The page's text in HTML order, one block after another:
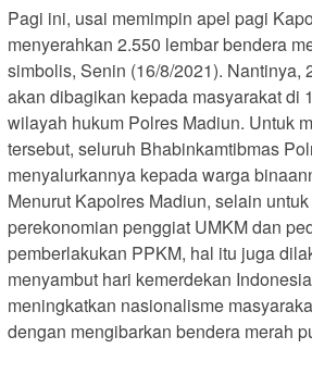
Pagi ini, usai memimpin apel pagi
menyerahkan 2.550 lembar bendera
simbolis, Senin (16/8/2021). Nantinya,
akan dibagikan kepada masyarakat di
wilayah hukum Polres Madiun. Untuk
tersebut, seluruh Bhabinkamtibmas
menyalurkannya kepada warga
Menurut Kapolres Madiun, selain
perekonomian penggiat UMKM dan
pemberlakukan PPKM, hal itu juga
menyambut hari kemerdekan
meningkatkan nasionalisme
dengan mengibarkan bendera merah